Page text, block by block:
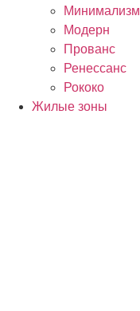
Минимализм
Модерн
Прованс
Ренессанс
Рококо
Жилые зоны